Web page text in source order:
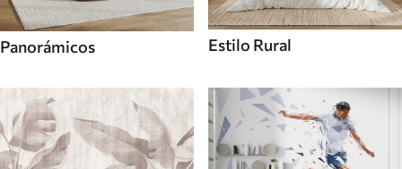
Panorámicos Estilo Rural